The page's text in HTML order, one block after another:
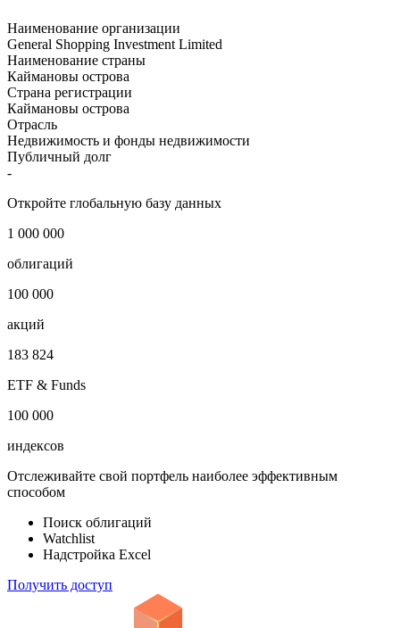
2221002OQ5WL5CL13X65
Наименование организации
General Shopping Investment Limited
Наименование страны
Каймановы острова
Страна регистрации
Недвижимость и фонды недвижимости
-
Откройте глобальную базу данных
1 000 000
облигаций
100 000
акций
183 824
ETF & Funds
100 000
Отслеживайте свой портфель наиболее эффективным
способом
Поиск облигаций
Надстройка Excel